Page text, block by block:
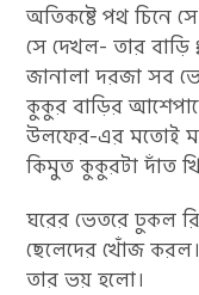
অতিকষ্টে পথ চিনে
সে দেখল- তার বাড়ি
জানালা দরজা সব
কুকুর বাড়ির
উলফের-এর মতোই
কিমুত কুকুরটা দাঁত
ঘরের ভেতরে ঢুকল
ছেলেদের খোঁজ করল।
তার ভয় হলো।